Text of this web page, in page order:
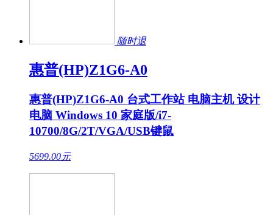
随时退
惠普(HP)Z1G6-A0
惠普(HP)Z1G6-A0 台式工作站 电脑主机 设计
电脑 Windows 10 家庭版/i7-
10700/8G/2T/VGA/USB键鼠
5699.00元